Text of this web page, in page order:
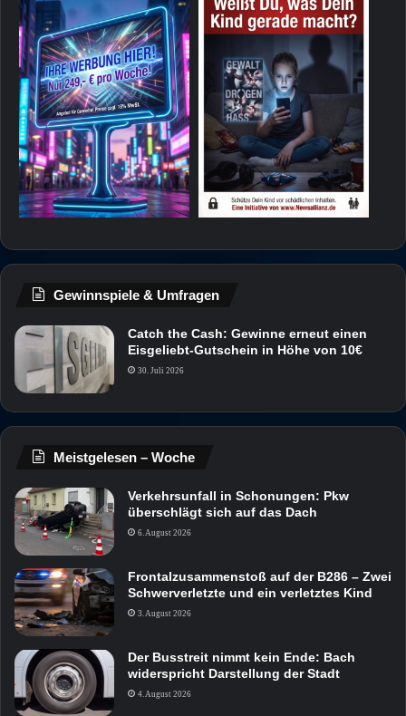
Gewinnspiele & Umfragen
Catch the Cash: Gewinne erneut einen
Eisgeliebt-Gutschein in Höhe von 10€
30. Juli 2026
Meistgelesen – Woche
Verkehrsunfall in Schonungen: Pkw
überschlägt sich auf das Dach
6. August 2026
Frontalzusammenstoß auf der B286 – Zwei
Schwerverletzte und ein verletztes Kind
3. August 2026
Der Busstreit nimmt kein Ende: Bach
widerspricht Darstellung der Stadt
4. August 2026